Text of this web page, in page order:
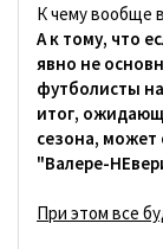
К чему вообще
А к тому, что
явно не
футболисты
итог,
сезона, может
"Валере-
При этом все